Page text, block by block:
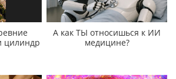
цилиндр
А как ТЫ относишься к ИИ
медицине?